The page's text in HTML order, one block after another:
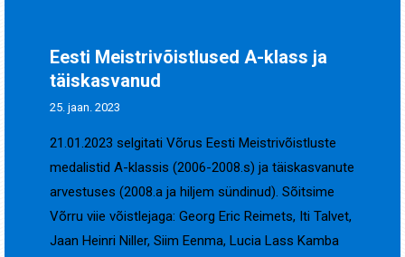
Eesti Meistrivõistlused A-klass ja
täiskasvanud
25. jaan. 2023
21.01.2023 selgitati Võrus Eesti Meistrivõistluste
medalistid A-klassis (2006-2008.s) ja täiskasvanute
arvestuses (2008.a ja hiljem sündinud). Sõitsime
Võrru viie võistlejaga: Georg Eric Reimets, Iti Talvet,
Jaan Heinri Niller, Siim Eenma, Lucia Lass Kamba